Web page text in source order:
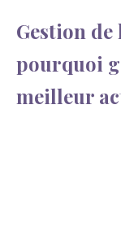
Gestion de
pourquoi
meilleur